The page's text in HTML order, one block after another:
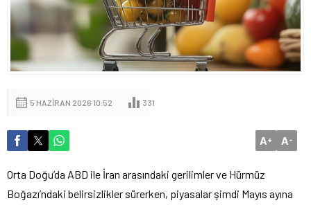
5 HAZIRAN 2026 10:52 331
A+ A-
Orta Doğu’da ABD ile İran arasındaki gerilimler ve Hürmüz
Boğazı’ndaki belirsizlikler sürerken, piyasalar şimdi Mayıs ayına